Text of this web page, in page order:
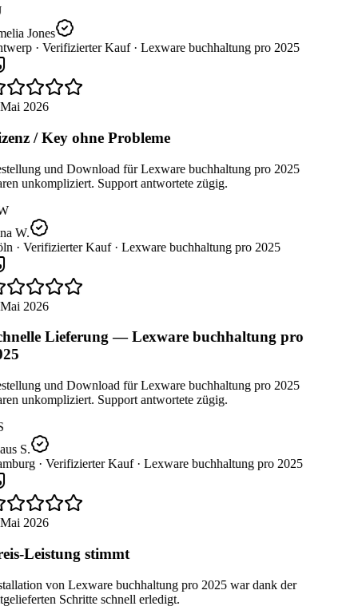
Jones
· Verifizierter Kauf · Lexware buchhaltung pro 2025
2026
/ Key ohne Probleme
und Download für Lexware buchhaltung pro 2025
unkompliziert. Support antwortete zügig.
W.
· Verifizierter Kauf · Lexware buchhaltung pro 2025
2026
Lieferung — Lexware buchhaltung pro
und Download für Lexware buchhaltung pro 2025
unkompliziert. Support antwortete zügig.
S.
· Verifizierter Kauf · Lexware buchhaltung pro 2025
2026
Leistung stimmt
von Lexware buchhaltung pro 2025 war dank der
Schritte schnell erledigt.